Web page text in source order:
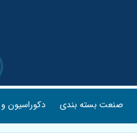
صنعت بسته بندی دکوراسیون